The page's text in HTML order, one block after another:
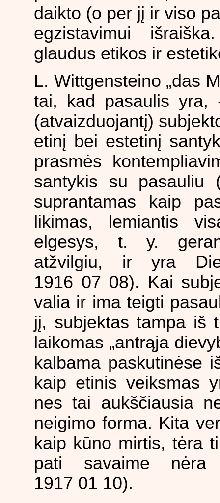
daikto (o per jį ir viso
egzistavimui
glaudus etikos ir
L. Wittgensteino „das
tai, kad pasaulis yra,
(atvaizduojantį)
etinį bei estetinį
prasmės
santykis su
suprantamas kaip
likimas, lemiantis
elgesys, t. y.
atžvilgiu, ir yra
1916 07 08). Kai
valia ir ima teigti
jį, subjektas tampa iš
laikomas „antrąja
kalbama paskutinėse
kaip etinis veiksmas
nes tai aukščiausia
neigimo forma. Kita
kaip kūno mirtis, tėra
pati savaime
1917 01 10).